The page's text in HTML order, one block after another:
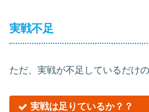
実戦不足
ただ、実戦が不足しているだけ
実戦は足りているか？？